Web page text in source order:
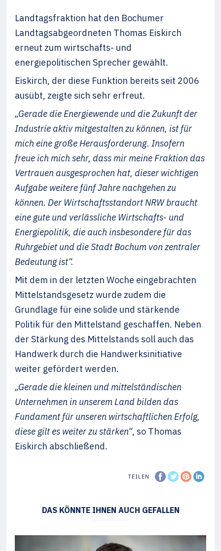
Landtagsfraktion hat den Bochumer
Landtagsabgeordneten Thomas Eiskirch
erneut zum wirtschafts- und
energiepolitischen Sprecher gewählt.
Eiskirch, der diese Funktion bereits seit 2006
ausübt, zeigte sich sehr erfreut.
„Gerade die Energiewende und die Zukunft der
Industrie aktiv mitgestalten zu können, ist für
mich eine große Herausforderung. Insofern
freue ich mich sehr, dass mir meine Fraktion das
Vertrauen ausgesprochen hat, dieser wichtigen
Aufgabe weitere fünf Jahre nachgehen zu
können. Der Wirtschaftsstandort NRW braucht
eine gute und verlässliche Wirtschafts- und
Energiepolitik, die auch insbesondere für das
Ruhrgebiet und die Stadt Bochum von zentraler
Bedeutung ist“.
Mit dem in der letzten Woche eingebrachten
Mittelstandsgesetz wurde zudem die
Grundlage für eine solide und stärkende
Politik für den Mittelstand geschaffen. Neben
der Stärkung des Mittelstands soll auch das
Handwerk durch die Handwerksinitiative
weiter gefördert werden.
„Gerade die kleinen und mittelständischen
Unternehmen in unserem Land bilden das
Fundament für unseren wirtschaftlichen Erfolg,
diese gilt es weiter zu stärken“, so Thomas
Eiskirch abschließend.
TEILEN
DAS KÖNNTE IHNEN AUCH GEFALLEN